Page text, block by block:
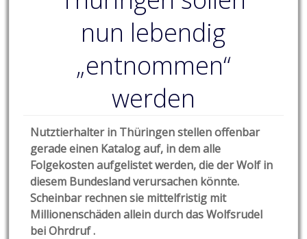
nun lebendig
„entnommen“
werden
Nutztierhalter in Thüringen stellen offenbar
gerade einen Katalog auf, in dem alle
Folgekosten aufgelistet werden, die der Wolf in
diesem Bundesland verursachen könnte.
Scheinbar rechnen sie mittelfristig mit
Millionenschäden allein durch das Wolfsrudel
bei Ohrdruf .